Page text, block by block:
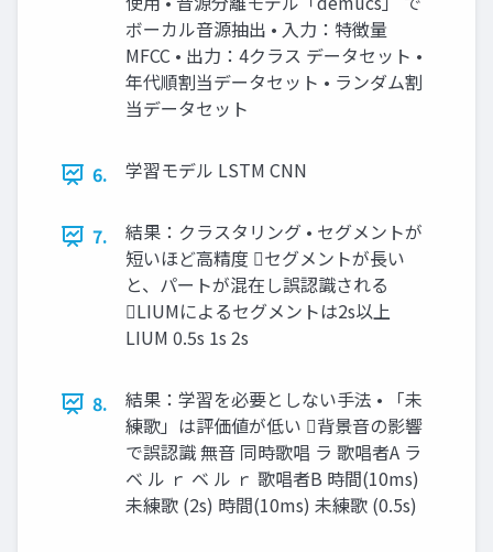
ボーカル音源抽出 • 入力：特徴量
MFCC • 出力：4クラス データセット •
年代順割当データセット • ランダム割
当データセット
6. 学習モデル LSTM CNN
7.
結果：クラスタリング • セグメントが
短いほど高精度 セグメントが長い
と、パートが混在し誤認識される
LIUMによるセグメントは2s以上
LIUM 0.5s 1s 2s
8.
結果：学習を必要としない手法 • 「未
練歌」は評価値が低い 背景音の影響
で誤認識 無音 同時歌唱 ラ 歌唱者A ラ
ベ ル ｒ ベ ル ｒ 歌唱者B 時間(10ms)
未練歌 (2s) 時間(10ms) 未練歌 (0.5s)